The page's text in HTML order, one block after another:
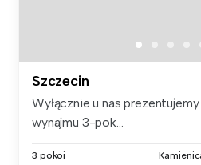
Szczecin
Wyłącznie u nas
wynajmu 3-pok...
3 pokoi